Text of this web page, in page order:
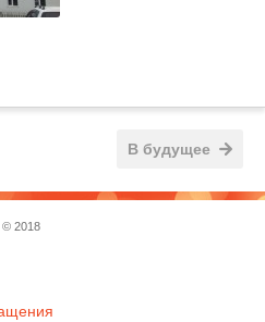
В будущее
© 2018